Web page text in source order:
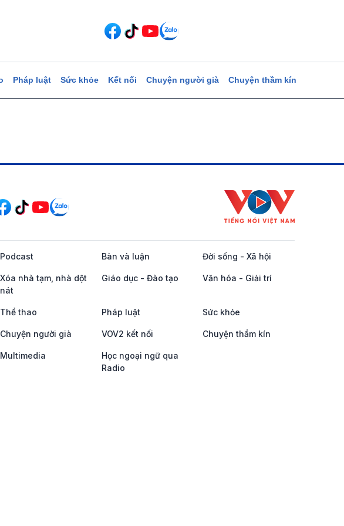
Pháp luật Sức khỏe Kết nối Chuyện người già Chuyện thầm kín
Podcast Bàn và luận Đời sống - Xã hội
Xóa nhà tạm, nhà dột
nát
Giáo dục - Đào tạo Văn hóa - Giải trí
Thể thao Pháp luật Sức khỏe
Chuyện người già VOV2 kết nối Chuyện thầm kín
Multimedia
Học ngoại ngữ qua
Radio